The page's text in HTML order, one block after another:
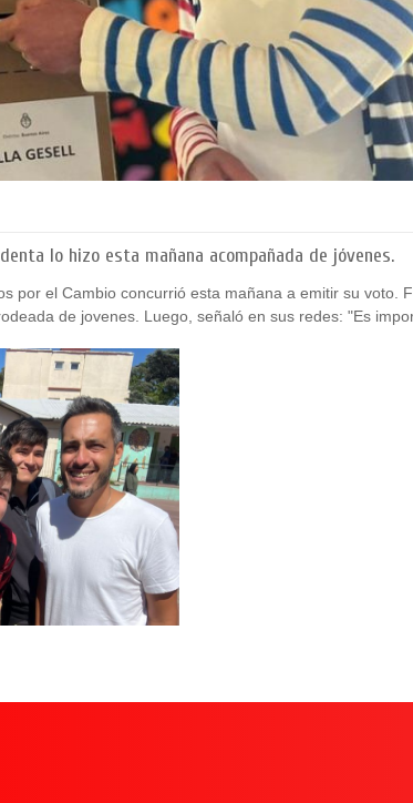
lo hizo esta mañana acompañada de jóvenes.
por el Cambio concurrió esta mañana a emitir su voto.
de jovenes. Luego, señaló en sus redes: "Es